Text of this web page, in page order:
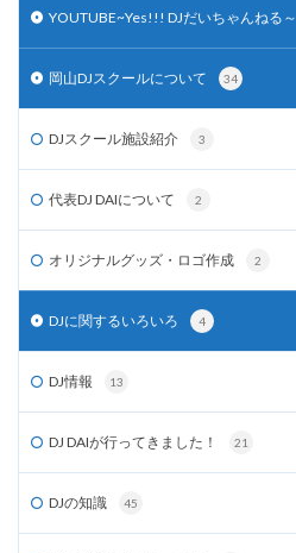
YOUTUBE~Yes!!! DJだいちゃんねる～
岡山DJスクールについて 34
DJスクール施設紹介 3
代表DJ DAIについて 2
オリジナルグッズ・ロゴ作成 2
DJに関するいろいろ 4
DJ情報 13
DJ DAIが行ってきました！ 21
DJの知識 45